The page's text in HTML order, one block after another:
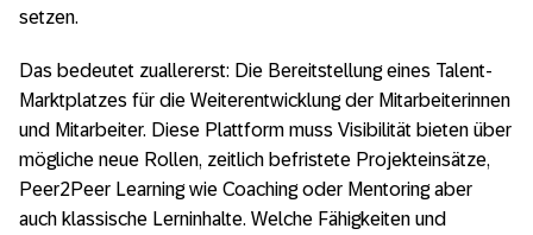
setzen.
Das bedeutet zuallererst: Die Bereitstellung eines Talent-
Marktplatzes für die Weiterentwicklung der Mitarbeiterinnen
und Mitarbeiter. Diese Plattform muss Visibilität bieten über
mögliche neue Rollen, zeitlich befristete Projekteinsätze,
Peer2Peer Learning wie Coaching oder Mentoring aber
auch klassische Lerninhalte. Welche Fähigkeiten und